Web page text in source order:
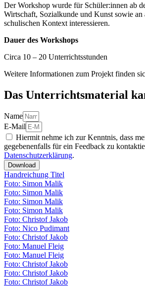
Der Workshop wurde für Schüler:innen ab
Wirtschaft, Sozialkunde und Kunst sowie
schulischen Kontext interessieren.
Dauer des Workshops
Circa 10 – 20 Unterrichtsstunden
Weitere Informationen zum Projekt finden
Das Unterrichtsmaterial
Name
E-Mail
Hiermit nehme ich zur Kenntnis, dass
gegebenenfalls für ein Feedback zu
Datenschutzerklärung.
Download
Handreichung Titel
Foto: Simon Malik
Foto: Simon Malik
Foto: Simon Malik
Foto: Simon Malik
Foto: Christof Jakob
Foto: Nico Pudimant
Foto: Christof Jakob
Foto: Manuel Fleig
Foto: Manuel Fleig
Foto: Christof Jakob
Foto: Christof Jakob
Foto: Christof Jakob